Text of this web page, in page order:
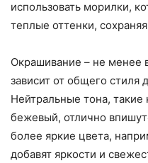
использовать морилки,
теплые оттенки,
Окрашивание – не менее
зависит от общего стиля
Нейтральные тона,
бежевый, отлично
более яркие цвета,
добавят яркости и